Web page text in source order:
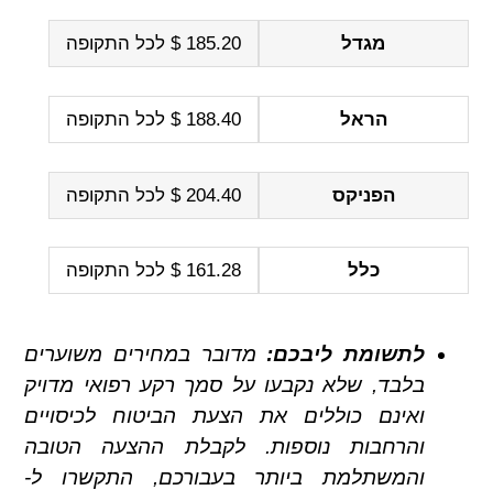
מגדל 185.20 $ לכל התקופה
הראל 188.40 $ לכל התקופה
הפניקס 204.40 $ לכל התקופה
כלל 161.28 $ לכל התקופה
לתשומת ליבכם: מדובר במחירים משוערים
בלבד, שלא נקבעו על סמך רקע רפואי מדויק
ואינם כוללים את הצעת הביטוח לכיסויים
והרחבות נוספות. לקבלת ההצעה הטובה
והמשתלמת ביותר בעבורכם, התקשרו ל-